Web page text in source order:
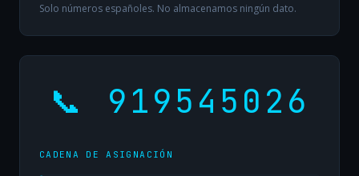
Solo números españoles. No almacenamos ningún dato.
📞 919545026
CADENA DE ASIGNACIÓN